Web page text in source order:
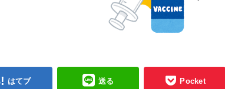
はてブ 送る Pocket